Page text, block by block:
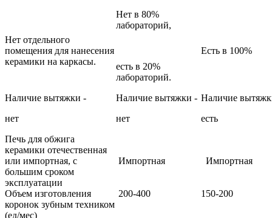
Нет отдельного
помещения для нанесения
керамики на каркасы.
Нет в 80%
лабораторий,
есть в 20%
лабораторий.
Есть в 100%
Наличие вытяжки -
нет
Наличие вытяжки -
нет
Наличие
есть
Печь для обжига
керамики отечественная
или импортная, с
большим сроком
эксплуатации
Импортная Импортная
Объем изготовления
коронок зубным техником
(ед/мес)
200-400 150-200